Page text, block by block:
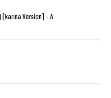
[karina Version] - A